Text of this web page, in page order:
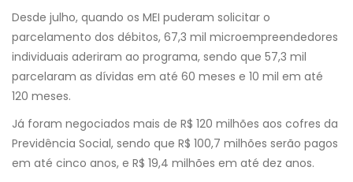
Desde julho, quando os MEI puderam solicitar o
parcelamento dos débitos, 67,3 mil microempreendedores
individuais aderiram ao programa, sendo que 57,3 mil
parcelaram as dívidas em até 60 meses e 10 mil em até
120 meses.
Já foram negociados mais de R$ 120 milhões aos cofres da
Previdência Social, sendo que R$ 100,7 milhões serão pagos
em até cinco anos, e R$ 19,4 milhões em até dez anos.